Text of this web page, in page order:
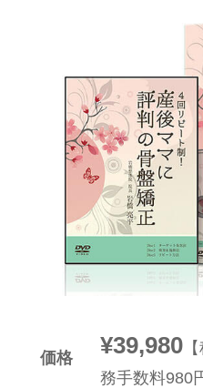
価格 ¥39,980【
務手数料980